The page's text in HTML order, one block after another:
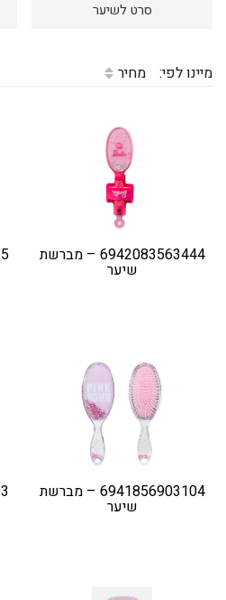
מסיבות וימי הולדת
קוסמטיקה
תיקים ואביזרים
סרט לשיער
מיינו לפי: מחיר
6942083563444 – מברשת
שיער
6941856903104 – מברשת
שיער